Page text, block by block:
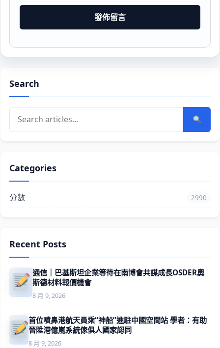
Search
Categories
分數 2990
Recent Posts
通信｜巴基斯坦企業等待在南博會共謀成長OSDER奧
斯德材料報價機會
8 月 9, 2026
首位噴鼻港航天員乘“神船”進駐中國空間站 學者：有助
晉陞港億嵐系統傢俱人國家認同
8 月 9, 2026